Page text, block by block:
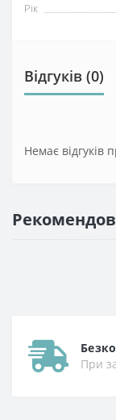
Рік
Відгуків (0)
Немає відгуків
При